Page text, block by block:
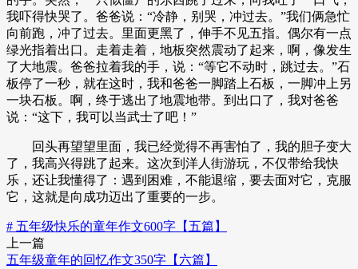
我吓得快哭了。爸爸说：“冷静，别哭，冲过去。”我们俩急忙
向前跑，冲了过去。里面更黑了，伸手不见五指。偶尔有一点
绿光指着出口。走着走着，地板突然震动了起来，啊，像发生
了大地震。爸爸拉着我的手，说：“等它不动时，跳过去。”石
板停了一秒，就在这时，我和爸爸一脚踏上石板，一脚冲上另
一块石板。啊，终于逃出了地震地带。到出口了，我对爸爸
说：“这下，我可以当武士了吧！”
回头再望望里面，我已经觉得不再害怕了，我的胆子变大
了，我高兴得跳了起来。这次到洋人街游玩，不仅带给我快
乐，还让我懂得了：遇到困难，不能退缩，要去面对它，克服
它，这就是向成功迈出了重要的一步。
# 五年级快乐的童年作文600字【五篇】
上一篇
五年级童年的回忆作文350字【六篇】